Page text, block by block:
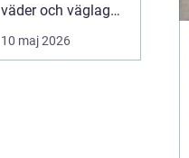
väder och väglag
skiftar mellan
sommar och ...
10 maj 2026